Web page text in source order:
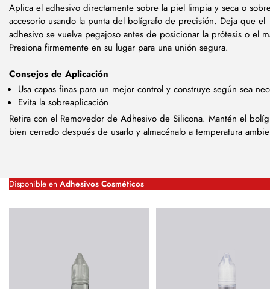
Aplica el adhesivo directamente sobre la piel limpia y seca o
accesorio usando la punta del bolígrafo de precisión. Deja que el
adhesivo se vuelva pegajoso antes de posicionar la prótesis o el
Presiona firmemente en su lugar para una unión segura.
Consejos de Aplicación
Usa capas finas para un mejor control y construye según sea
Evita la sobreaplicación
Retira con el Removedor de Adhesivo de Silicona. Mantén el
bien cerrado después de usarlo y almacénalo a temperatura
Disponible en Adhesivos Cosméticos